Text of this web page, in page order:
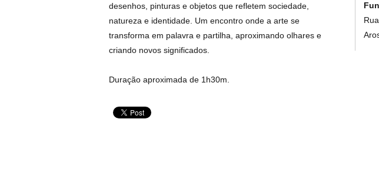
desenhos, pinturas e objetos que refletem sociedade,
natureza e identidade. Um encontro onde a arte se
transforma em palavra e partilha, aproximando olhares e
criando novos significados.
Duração aproximada de 1h30m.